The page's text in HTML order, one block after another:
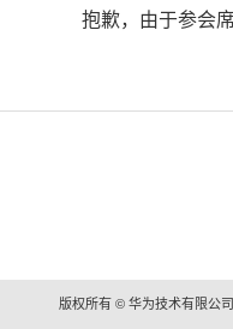
抱歉，由于参会
版权所有 © 华为技术有限公